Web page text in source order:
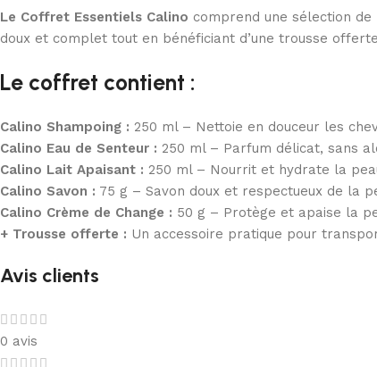
Le Coffret Essentiels Calino comprend une sélection
doux et complet tout en bénéficiant d’une trousse
Le coffret contient :
Calino Shampoing : 250 ml – Nettoie en douceur les
Calino Eau de Senteur : 250 ml – Parfum délicat, sans
Calino Lait Apaisant : 250 ml – Nourrit et hydrate la
Calino Savon : 75 g – Savon doux et respectueux de la
Calino Crème de Change : 50 g – Protège et apaise la
+ Trousse offerte : Un accessoire pratique pour
Avis clients
0 avis